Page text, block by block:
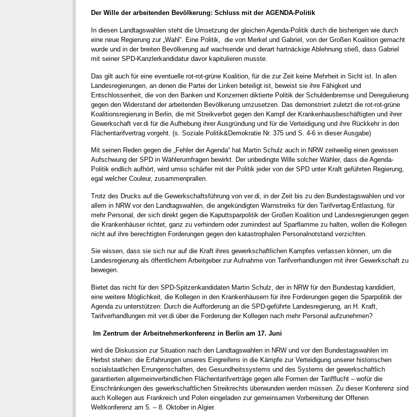
Der Wille der arbeitenden Bevölkerung: Schluss mit der AGENDA-Politik
In diesen Landtagswahlen steht die Umsetzung der gleichen Agenda-Politik durch die bisherigen wie durch
eine neue Regierung zur „Wahl“. Eine Politik, die von Merkel und Gabriel, von der Großen Koalition gemacht
wurde und in der breiten Bevölkerung auf wachsende und derart hartnäckige Ablehnung stieß, dass Gabriel
mit seiner SPD-Kanzlerkandidatur davor kapitulieren musste.
Das gilt auch für eine eventuelle rot-rot-grüne Koalition, für die zur Zeit keine Mehrheit in Sicht ist. In allen
Landesregierungen, an denen die Partei der Linken beteiligt ist, beweist sie ihre Fähigkeit und
Entschlossenheit, die von den Banken und Konzernen diktierte Politik der Schuldenbremse und Deregulierung
gegen den Widerstand der arbeitenden Bevölkerung umzusetzen. Das demonstriert zuletzt die rot-rot-grüne
Koalitionsregierung in Berlin, die mit Streikverbot gegen den Kampf der Krankenhausbeschäftigten und ihrer
Gewerkschaft ver.di für die Aufhebung ihrer Ausgründung und für die Verteidigung und ihre Rückkehr in den
Flächentarifvertrag vorgeht. (s. Soziale Politik&Demokratie Nr. 375 und S. 4-6 in dieser Ausgabe)
Mit seinen Reden gegen die „Fehler der Agenda“ hat Martin Schulz auch in NRW zeitweilig einen gewissen
Aufschwung der SPD in Wählerumfragen bewirkt. Der unbedingte Wille solcher Wähler, dass die Agenda-
Politik endlich aufhört, wird umso schärfer mit der Politik jeder von der SPD unter Kraft geführten Regierung,
egal welcher Couleur, zusammenprallen.
Trotz des Drucks auf die Gewerkschaftsführung von ver.di, in der Zeit bis zu den Bundestagswahlen und vor
allem in NRW vor den Landtagswahlen, die angekündigten Warnstreiks für den Tarifvertag-Entlastung, für
mehr Personal, der sich direkt gegen die Kaputtsparpolitik der Großen Koalition und Landesregierungen gegen
die Krankenhäuser richtet, ganz zu verhindern oder zumindest auf Sparflamme zu halten, wollen die Kollegen
nicht auf ihre berechtigten Forderungen gegen den katastrophalen Personalnotstand verzichten.
Sie wissen, dass sie sich nur auf die Kraft ihres gewerkschaftlichen Kampfes verlassen können, um die
Landesregierung als öffentlichem Arbeitgeber zur Aufnahme von Tarifverhandlungen mit ihrer Gewerkschaft zu
bewegen.
Bietet das nicht für den SPD-Spitzenkandidaten Martin Schulz, der in NRW für den Bundestag kandidiert,
eine weitere Möglichkeit, die Kollegen in den Krankenhäusern für ihre Forderungen gegen die Sparpolitik der
Agenda zu unterstützen: Durch die Aufforderung an die SPD-geführte Landesregierung, an H. Kraft,
Tarifverhandlungen mit ver.di über die Forderung der Kollegen nach mehr Personal aufzunehmen?
Im Zentrum der Arbeitnehmerkonferenz in Berlin am 17. Juni
wird die Diskussion zur Situation nach den Landtagswahlen in NRW und vor den Bundestagswahlen im
Herbst stehen: die Erfahrungen unseres Eingreifens in die Kämpfe zur Verteidigung unserer historischen
sozialstaatlichen Errungenschaften, des Gesundheitssystems und des Systems der gewerkschaftlich
garantierten allgemeinverbindlichen Flächentarifverträge gegen alle Formen der Tarifflucht – wofür die
Einschränkungen des gewerkschaftlichen Streikrechts überwunden werden müssen. Zu dieser Konferenz sind
auch Kollegen aus Frankreich und Polen eingeladen zur gemeinsamen Vorbereitung der Offenen
Weltkonferenz am 5. – 8. Oktober in Algier.